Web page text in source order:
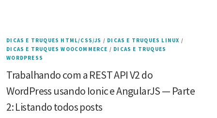
DICAS E TRUQUES HTML/CSS/JS / DICAS E TRUQUES LINUX /
DICAS E TRUQUES WOOCOMMERCE / DICAS E TRUQUES
WORDPRESS
Trabalhando com a REST API V2 do
WordPress usando Ionic e AngularJS — Parte
2: Listando todos posts